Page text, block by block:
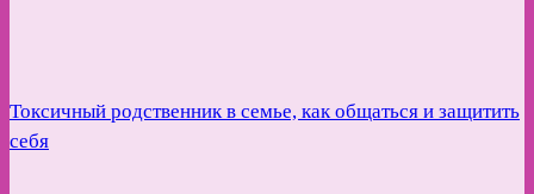
Токсичный родственник в семье, как общаться и защитить
себя